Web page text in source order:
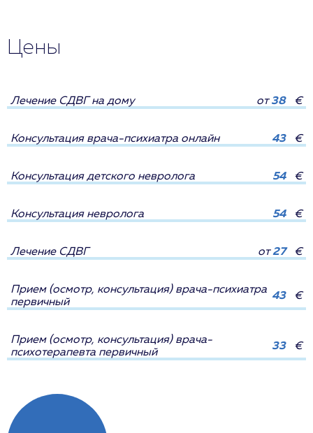
Цены
Лечение СДВГ на дому от38 €
Консультация врача-психиатра онлайн 43 €
Консультация детского невролога 54 €
Консультация невролога 54 €
Лечение СДВГ от27 €
Прием (осмотр, консультация) врача-психиатра
первичный
43 €
Прием (осмотр, консультация) врача-
психотерапевта первичный
33 €